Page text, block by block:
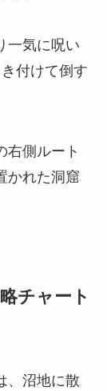
一気に呪い
付けて倒す
右側ルート
かれた洞窟
チャート
、沼地に散